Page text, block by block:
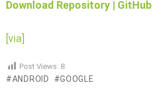
Download Repository | GitHub
[via]
Post Views: 8
ANDROID GOOGLE